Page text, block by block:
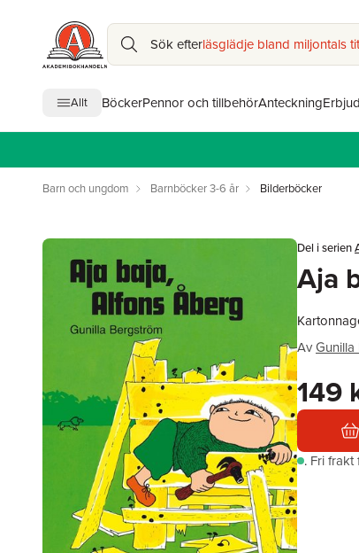
Sök efterläsglädje bland miljontals
Allt BöckerPennor och tillbehörAnteckning
Barn och ungdom Barnböcker 3-6 år Bilderböcker
Del i serien
Aja
Av
149
. Fri